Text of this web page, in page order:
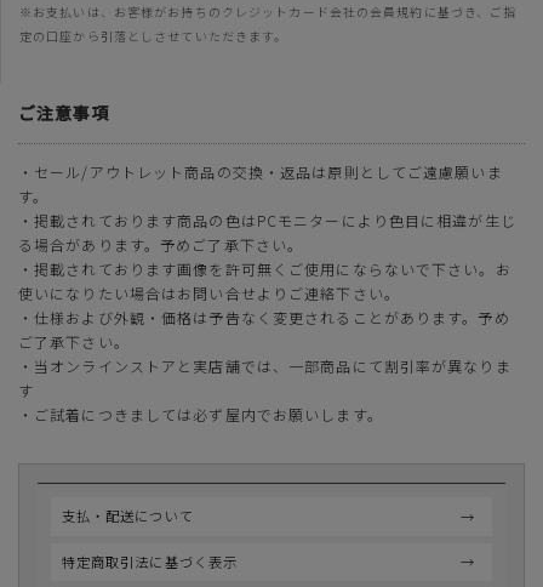
※お支払いは、お客様がお持ちのクレジットカード会社の会員規約に基づき、ご指
定の口座から引落としさせていただきます。
ご注意事項
・セール/アウトレット商品の交換・返品は原則としてご遠慮願いま
す。
・掲載されております商品の色はPCモニターにより色目に相違が生じ
る場合があります。予めご了承下さい。
・掲載されております画像を許可無くご使用にならないで下さい。お
使いになりたい場合はお問い合せよりご連絡下さい。
・仕様および外観・価格は予告なく変更されることがあります。予め
ご了承下さい。
・当オンラインストアと実店舗では、一部商品にて割引率が異なりま
す
・ご試着につきましては必ず屋内でお願いします。
支払・配送について
特定商取引法に基づく表示